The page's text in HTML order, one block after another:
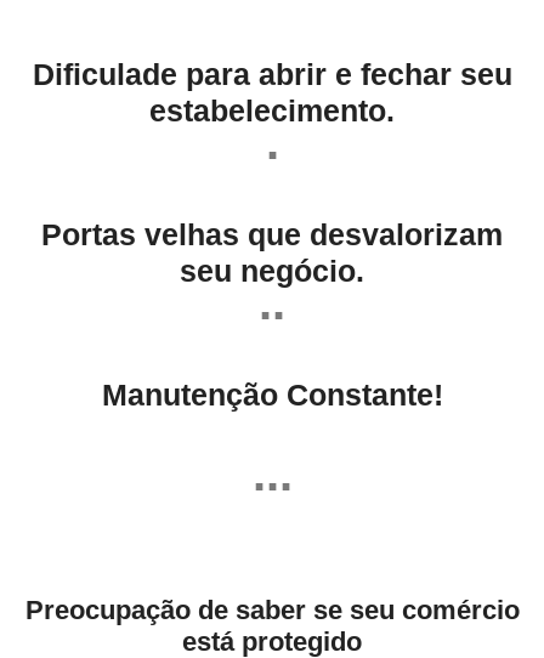
Dificulade para abrir e fechar seu
estabelecimento.
.
Portas velhas que desvalorizam
seu negócio.
..
Manutenção Constante!
...
Preocupação de saber se seu comércio
está protegido